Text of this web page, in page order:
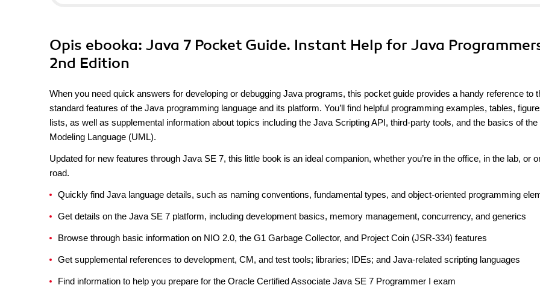
Opis ebooka: Java 7 Pocket Guide. Instant Help for Java
2nd Edition
When you need quick answers for developing or debugging Java programs, this pocket guide provides a handy reference to
standard features of the Java programming language and its platform. You’ll find helpful programming examples, tables,
lists, as well as supplemental information about topics including the Java Scripting API, third-party tools, and the basics of the
Modeling Language (UML).
Updated for new features through Java SE 7, this little book is an ideal companion, whether you’re in the office, in the lab, or
road.
Quickly find Java language details, such as naming conventions, fundamental types, and object-oriented programming
Get details on the Java SE 7 platform, including development basics, memory management, concurrency, and generics
Browse through basic information on NIO 2.0, the G1 Garbage Collector, and Project Coin (JSR-334) features
Get supplemental references to development, CM, and test tools; libraries; IDEs; and Java-related scripting languages
Find information to help you prepare for the Oracle Certified Associate Java SE 7 Programmer I exam